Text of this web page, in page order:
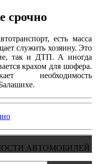
срочно
есть масса
служить хозяину. Это
так и ДТП. А иногда
крахом для шофера.
необходимость
АВТОМОБИЛЕЙ